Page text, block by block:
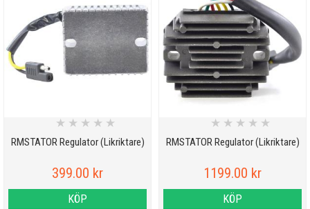
RMSTATOR Regulator (Likriktare)
★ ★ ★ ★ ★
399.00 kr
KÖP
RMSTATOR Regulator (Likriktare)
★ ★ ★ ★ ★
1199.00 kr
KÖP